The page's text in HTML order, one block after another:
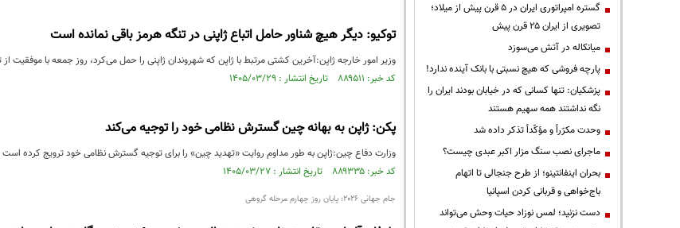
توکیو: دیگر هیچ شناور حامل اتباع ژاپنی در تنگه هرمز باقی نمانده است
وزیر امور خارجه ژاپن:آخرین کشتی مرتبط با ژاپن که شهروندان ژاپنی را حمل می‌کرد، روز جمعه با موفقیت
کد خبر: ۸۸۹۵۱۱ تاریخ انتشار : ۱۴۰۵/۰۳/۲۹
پکن: ژاپن به بهانه چین گسترش نظامی خود را توجیه می‌کند
وزارت دفاع چین:ژاپن به طور مداوم روایت «تهدید چین» را برای توجیه گسترش نظامی خود ترویج کرده است
کد خبر: ۸۸۹۳۳۵ تاریخ انتشار : ۱۴۰۵/۰۳/۲۷
جام جهانی ۲۰۲۶؛ پایان روز چهارم مرحله گروهی
گستره امپراتوری ایران در ۵ قرن پیش از میلاد؛
تصویری از ایران ۲۵ قرن پیش
میانکاله در آتش می‌سوزد
پارچه فروشی که هیچ نسبتی با بانک آینده ندارد!
پزشکیان: تنها کسانی که در خیابان بودند ایران را
نگه نداشتند همه سهیم هستند
وحدت مکرّراً و مؤکّداً تذکر داده شد
ماجرای نصب سنگ مزار اکبر عبدی چیست؟
بحران اینفانتینو؛ از طرح جنجالی تا اتهام
باج‌خواهی و قربانی کردن اسپانیا
دست نزنید؛ لمس نوزاد حیات وحش می‌تواند